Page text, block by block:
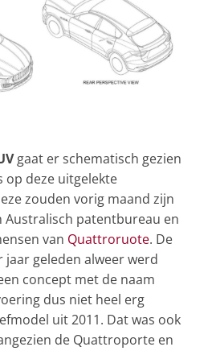
gaat er schematisch gezien
op deze uitgelekte
zouden vorig maand zijn
Australisch patentbureau en
van Quattroruote. De
jaar geleden alweer werd
concept met de naam
dus niet heel erg
uit 2011. Dat was ook
de Quattroporte en